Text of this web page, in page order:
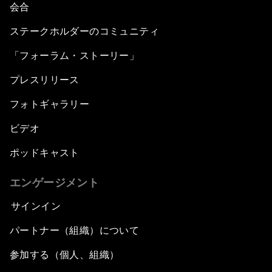
会合
ステークホルダーのコミュニティ
「フォーラム・ストーリー」
プレスリリース
フォトギャラリー
ビデオ
ポッドキャスト
エンゲージメント
サインイン
パートナー（組織）について
参加する（個人、組織）